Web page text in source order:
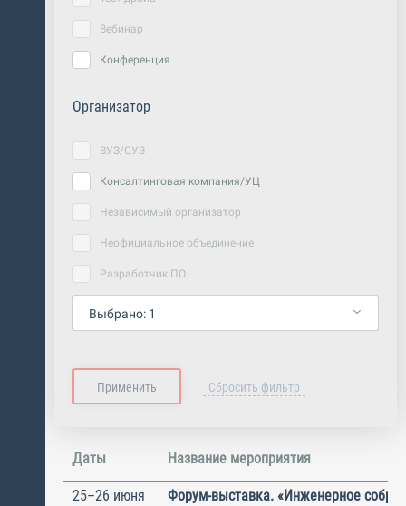
Вебинар
Конференция
Организатор
ВУЗ/СУЗ
Консалтинговая компания/УЦ
Независимый организатор
Неофициальное объединение
Разработчик ПО
Выбрано: 1
Даты Название мероприятия
25–26 июня
Форум-выставка. «Инженерное